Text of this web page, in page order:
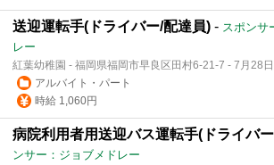
送迎運転手(ドライバー/配達員) - スポンサ
レー
紅葉幼稚園 - 福岡県福岡市早良区田村6-21-7 - 7月28日
アルバイト・パート
時給 1,060円
病院利用者用送迎バス運転手(ドライバ
ンサー：ジョブメドレー